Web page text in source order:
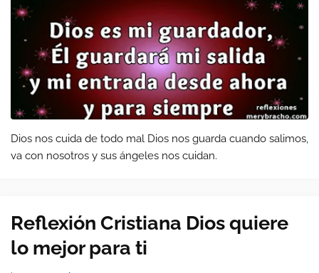
Dios nos cuida de todo mal Dios nos guarda cuando salimos,
va con nosotros y sus ángeles nos cuidan.
Reflexión Cristiana Dios quiere
lo mejor para ti